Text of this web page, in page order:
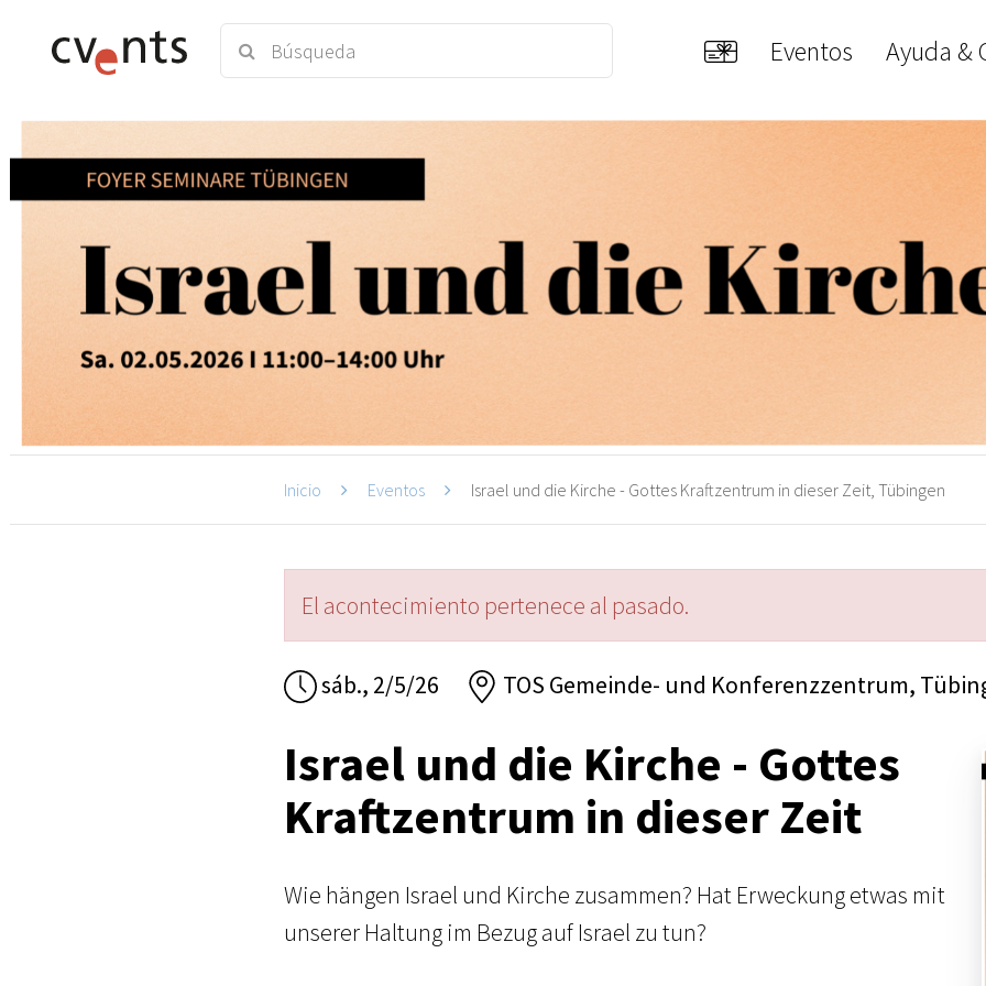
Eventos Ayuda &
Inicio Eventos Israel und die Kirche - Gottes Kraftzentrum in dieser Zeit, Tübingen
El acontecimiento pertenece al pasado.
sáb., 2/5/26 TOS Gemeinde- und Konferenzzentrum,
Israel und die Kirche - Gottes
Kraftzentrum in dieser Zeit
Wie hängen Israel und Kirche zusammen? Hat Erweckung etwas mit
unserer Haltung im Bezug auf Israel zu tun?